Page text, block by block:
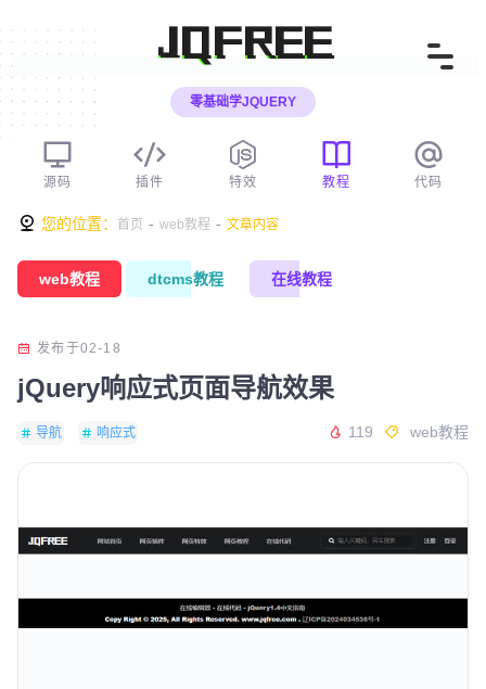
JQFREE
零基础学JQUERY
源码 插件 特效 教程 代码
您的位置： 首页 - web教程 - 文章内容
web教程 dtcms教程 在线教程
发布于02-18
jQuery响应式页面导航效果
导航 响应式 119 web教程